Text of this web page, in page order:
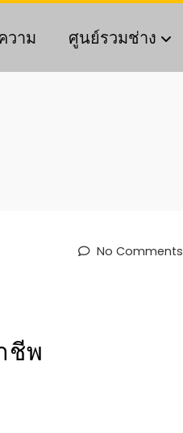
วาม ศูนย์รวมช่าง
No Comments
ชีพ